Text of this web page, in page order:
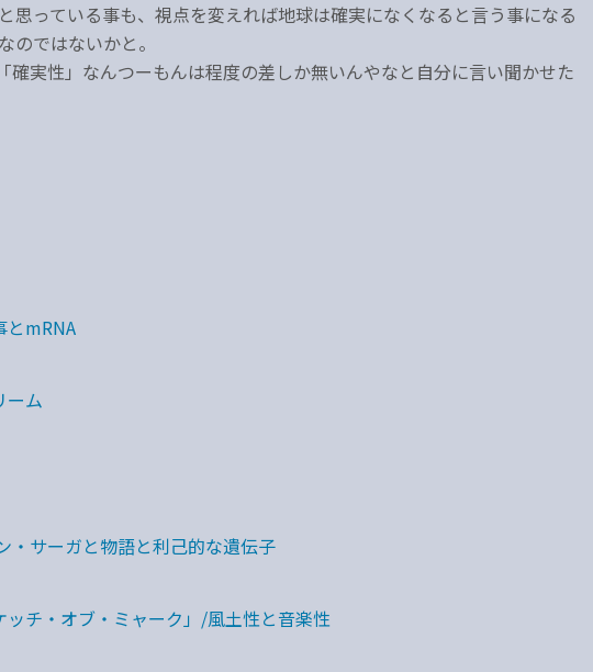
思っている事も、視点を変えれば地球は確実になくなると言う事になる
のではないかと。
確実性」なんつーもんは程度の差しか無いんやなと自分に言い聞かせた
とmRNA
ーム
・サーガと物語と利己的な遺伝子
ッチ・オブ・ミャーク」/風土性と音楽性